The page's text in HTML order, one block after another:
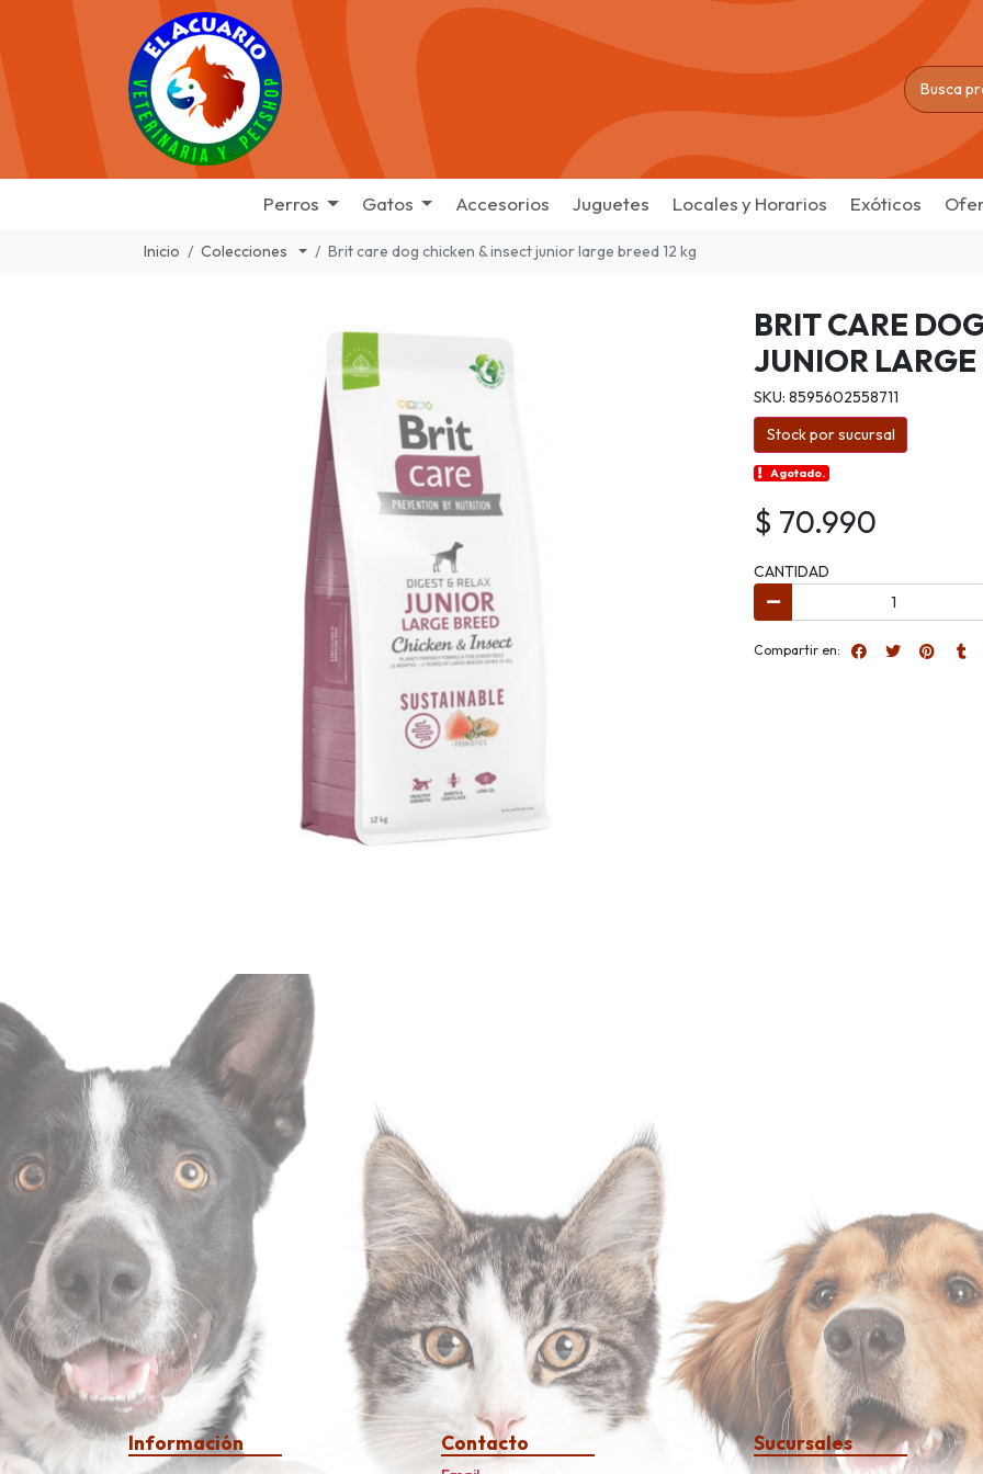
Perros Gatos Accesorios Juguetes Locales y Horarios Exóticos
Inicio Colecciones Brit care dog chicken & insect junior large breed 12 kg
BRIT CARE
JUNIOR LARGE
SKU: 8595602558711
Stock por sucursal
Agotado.
$ 70.990
CANTIDAD
Compartir en:
Información Contacto Sucursales